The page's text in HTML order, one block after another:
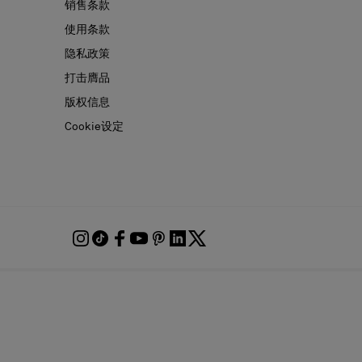
销售条款
使用条款
隐私政策
打击膺品
版权信息
Cookie设定